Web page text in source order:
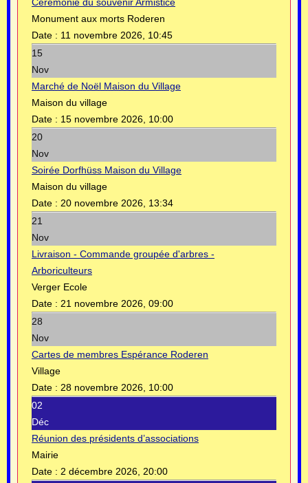
Monument aux morts Roderen
Date : 11 novembre 2026, 10:45
15
Nov
Marché de Noël Maison du Village
Maison du village
Date : 15 novembre 2026, 10:00
20
Nov
Soirée Dorfhüss Maison du Village
Maison du village
Date : 20 novembre 2026, 13:34
21
Nov
Livraison - Commande groupée d'arbres -
Arboriculteurs
Verger Ecole
Date : 21 novembre 2026, 09:00
28
Nov
Cartes de membres Espérance Roderen
Village
Date : 28 novembre 2026, 10:00
02
Déc
Réunion des présidents d’associations
Mairie
Date : 2 décembre 2026, 20:00